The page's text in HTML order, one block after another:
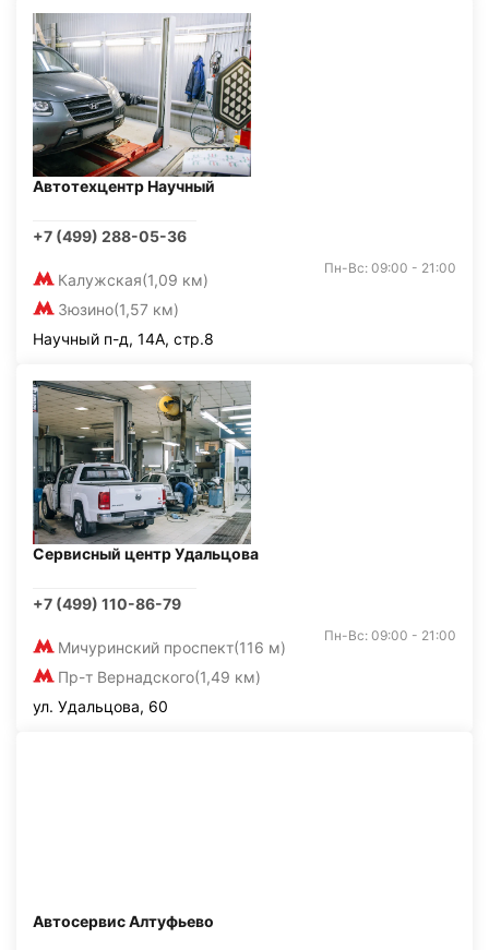
Автотехцентр Научный
+7 (499) 288-05-36
Калужская(1,09 км)
Зюзино(1,57 км)
Пн-Вс: 09:00 - 21:00
Научный п-д, 14А, стр.8
Сервисный центр Удальцова
+7 (499) 110-86-79
Мичуринский проспект(116 м)
Пр-т Вернадского(1,49 км)
Пн-Вс: 09:00 - 21:00
ул. Удальцова, 60
Автосервис Алтуфьево